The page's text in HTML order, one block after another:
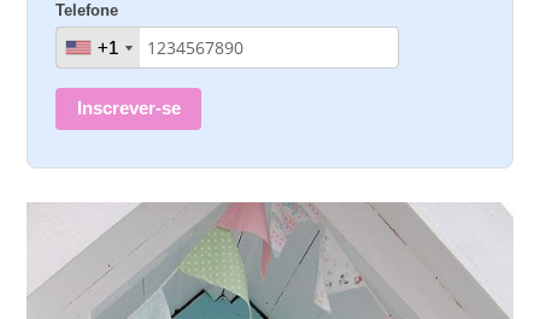
Telefone
+1
+1
Inscrever-se